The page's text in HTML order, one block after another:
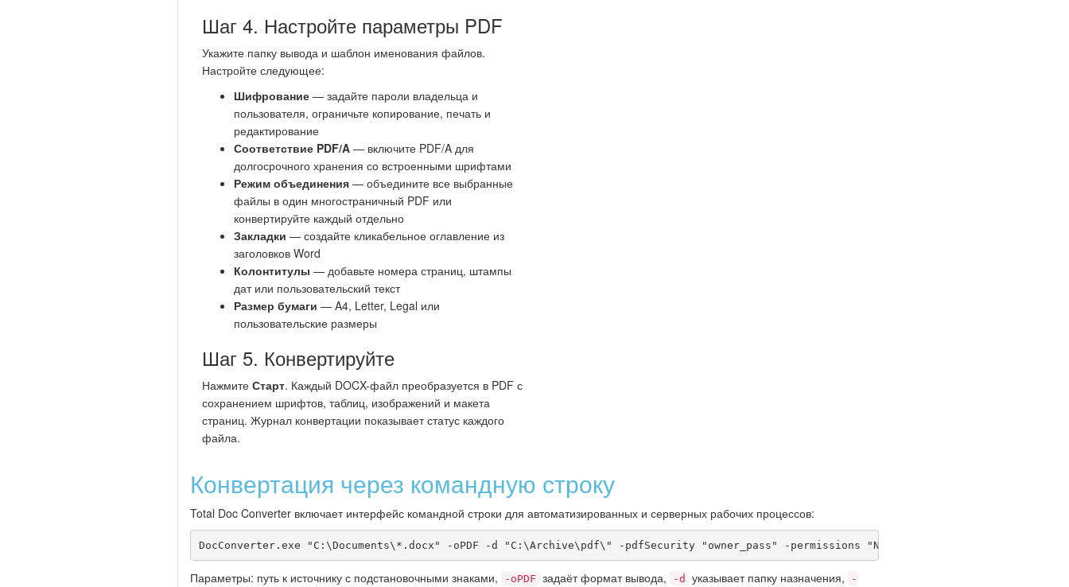
Шаг 4. Настройте параметры PDF
Укажите папку вывода и шаблон именования файлов.
Настройте следующее:
Шифрование — задайте пароли владельца и
пользователя, ограничьте копирование, печать и
редактирование
Соответствие PDF/A — включите PDF/A для
долгосрочного хранения со встроенными шрифтами
Режим объединения — объедините все выбранные
файлы в один многостраничный PDF или
конвертируйте каждый отдельно
Закладки — создайте кликабельное оглавление из
заголовков Word
Колонтитулы — добавьте номера страниц, штампы
дат или пользовательский текст
Размер бумаги — A4, Letter, Legal или
пользовательские размеры
Шаг 5. Конвертируйте
Нажмите Старт. Каждый DOCX-файл преобразуется в PDF с
сохранением шрифтов, таблиц, изображений и макета
страниц. Журнал конвертации показывает статус каждого
файла.
Конвертация через командную строку
Total Doc Converter включает интерфейс командной строки для автоматизированных и серверных рабочих процессов:
DocConverter.exe "C:\Documents\*.docx" -oPDF -d "C:\Archive\pdf\" -pdfSecurity "owner_pass" -permissions "NoPrint,NoCopy"
Параметры: путь к источнику с подстановочными знаками, -oPDF задаёт формат вывода, -d указывает папку назначения,
-